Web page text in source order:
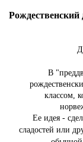
В
классом,
Ее идея -
сладостей или